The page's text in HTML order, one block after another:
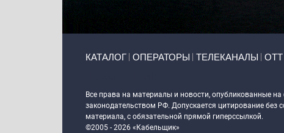
КАТАЛОГ ОПЕРАТОРЫ ТЕЛЕКАНАЛЫ ОТТ
Все права на материалы и новости, опубликованные на
законодательством РФ. Допускается цитирование без
материала, с обязательной прямой гиперссылкой.
©2005 - 2026 «Кабельщик»